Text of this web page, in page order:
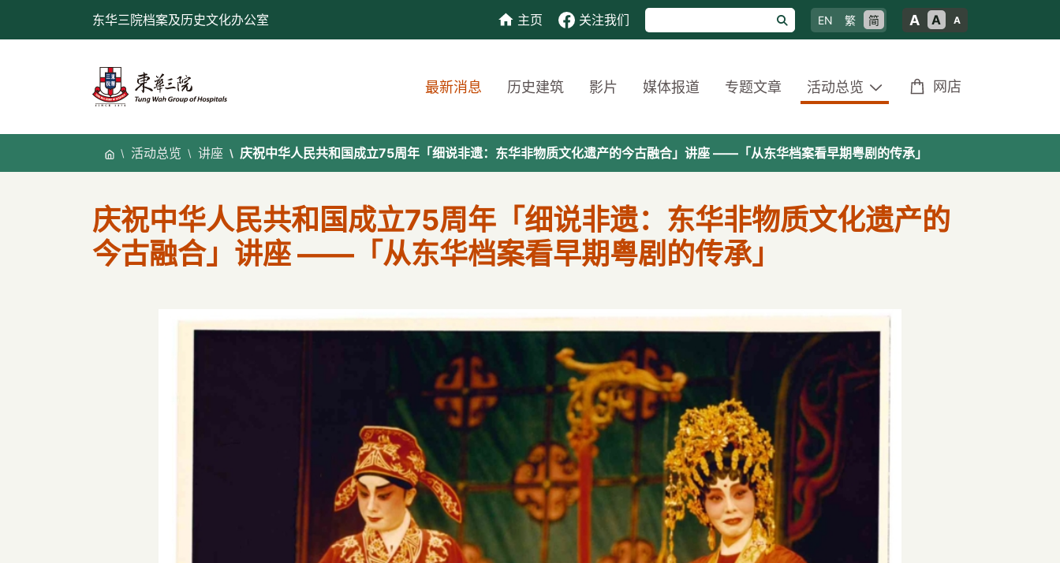
东华三院档案及历史文化办公室 主页 关注我们 EN 繁 简 A A A
最新消息 历史建筑 影片 媒体报道 专题文章 活动总览 网店
活动总览 讲座 庆祝中华人民共和国成立75周年「细说非遗：东华非物质文化遗产的今古融合」讲座 ——「从东华档案看早期粤剧的传承」
庆祝中华人民共和国成立75周年「细说非遗：东华非物质文化遗产的
今古融合」讲座 ——「从东华档案看早期粤剧的传承」